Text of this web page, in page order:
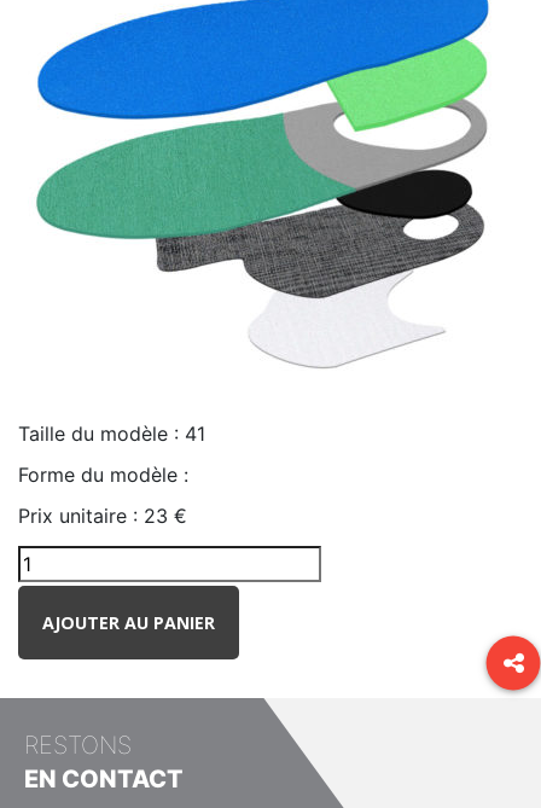
Taille du modèle : 41
Forme du modèle :
Prix unitaire : 23 €
AJOUTER AU PANIER
RESTONS
EN CONTACT